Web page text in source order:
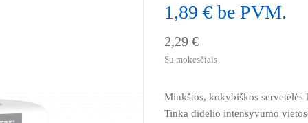
1,89 € be PVM.
2,29 €
Su mokesčiais
Minkštos, kokybiškos
Tinka didelio intensyvumo